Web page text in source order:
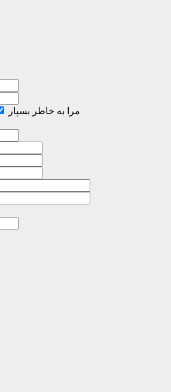
مرا به خاطر بسپار